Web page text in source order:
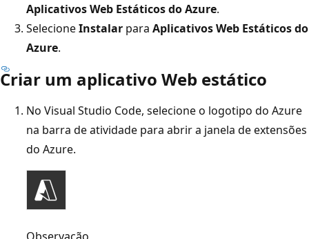
Aplicativos Web Estáticos do Azure.
SelecioneInstalar para Aplicativos Web Estáticos do
Azure.
Criar um aplicativo Web estático
No Visual Studio Code, selecione o logotipo do Azure
na barra de atividade para abrir a janela de extensões
do Azure.
Observação